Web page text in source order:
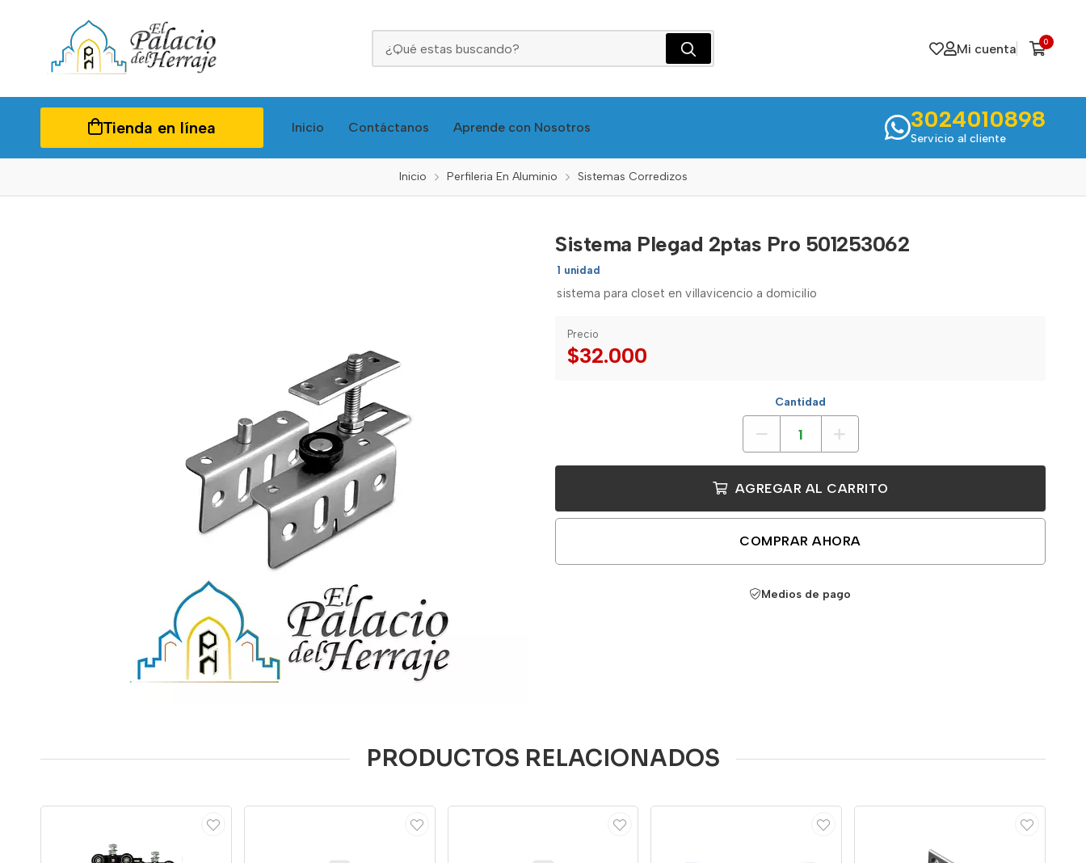
Mi cuenta 0
Tienda en línea Inicio Contáctanos Aprende con Nosotros 3024010898
Servicio al cliente
Inicio Perfileria En Aluminio Sistemas Corredizos
Sistema Plegad 2ptas Pro 501253062
1 unidad
sistema para closet en villavicencio a domicilio
Precio
$32.000
Cantidad
AGREGAR AL CARRITO
COMPRAR AHORA
Medios de pago
PRODUCTOS RELACIONADOS